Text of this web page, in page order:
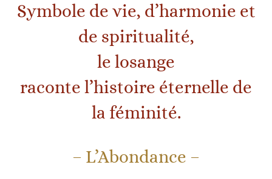
Symbole de vie, d’harmonie et
de spiritualité,
le losange
raconte l’histoire éternelle de
la féminité.
– L’Abondance –